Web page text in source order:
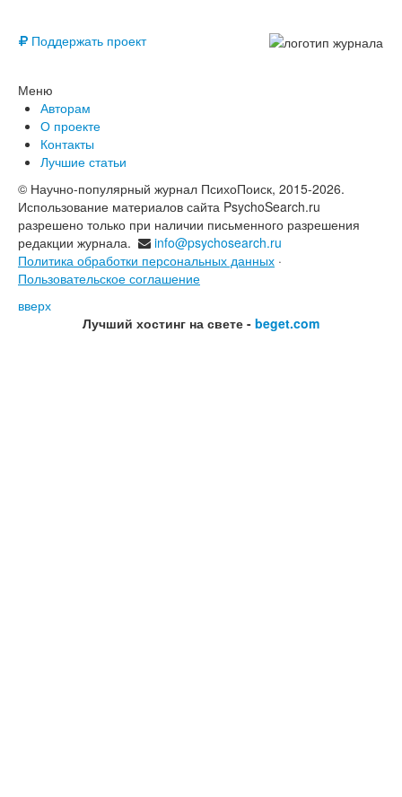
Поддержать проект
Меню
Авторам
О проекте
Контакты
Лучшие статьи
© Научно-популярный журнал ПсихоПоиск, 2015-2026.
Использование материалов сайта PsychoSearch.ru
разрешено только при наличии письменного разрешения
редакции журнала.
info@psychosearch.ru
Политика обработки персональных данных ·
Пользовательское соглашение
вверх
Лучший хостинг на свете - beget.com